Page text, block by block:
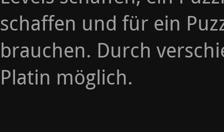
schaffen und für ein
brauchen. Durch
Platin möglich.